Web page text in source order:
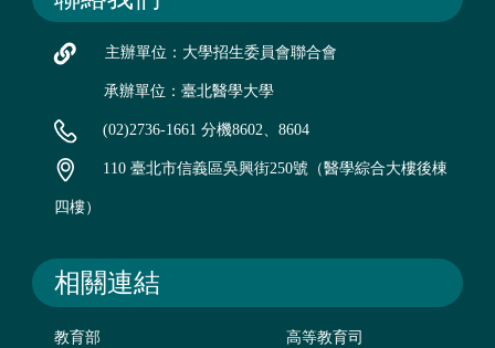
主辦單位：大學招生委員會聯合會
承辦單位：臺北醫學大學
(02)2736-1661 分機8602、8604
110 臺北市信義區吳興街250號（醫學綜合大樓後棟
四樓）
相關連結
教育部 高等教育司